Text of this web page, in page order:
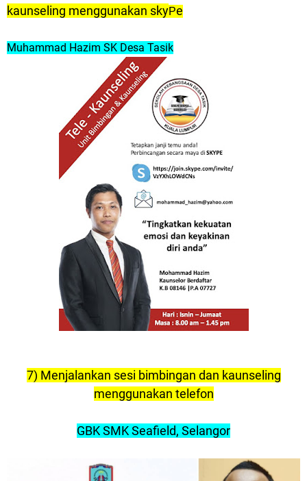
kaunseling menggunakan skyPe
Muhammad Hazim SK Desa Tasik
7) Menjalankan sesi bimbingan dan kaunseling
menggunakan telefon
GBK SMK Seafield, Selangor